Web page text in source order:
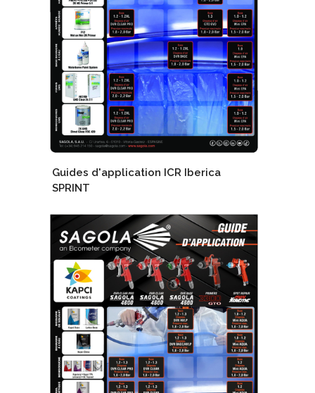
Guides d'application ICR Iberica
SPRINT